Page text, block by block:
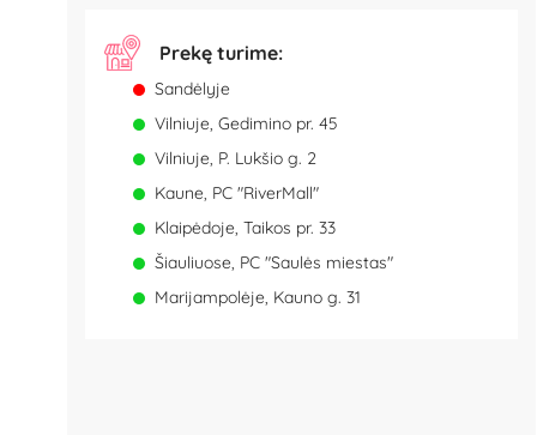
Prekę turime:
Sandėlyje
Vilniuje, Gedimino pr. 45
Vilniuje, P. Lukšio g. 2
Kaune, PC "RiverMall"
Klaipėdoje, Taikos pr. 33
Šiauliuose, PC "Saulės miestas"
Marijampolėje, Kauno g. 31